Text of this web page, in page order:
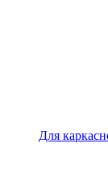
Для